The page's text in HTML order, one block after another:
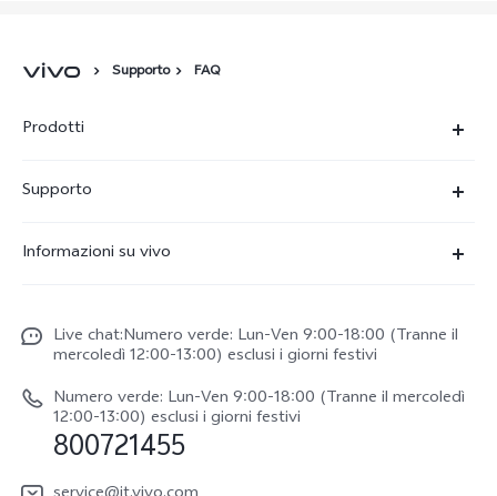
Supporto FAQ
Prodotti
X300
V70 FE
vivo Watch GT 2
Y31 5G
vivo Buds Air3
Supporto
Funtouch OS
Aggiornamento del sistema
Manuale utente
Informazioni su vivo
Lavori con noi
Netiquette vivo
Note legali
Chi siamo
Live chat:Numero verde: Lun-Ven 9:00-18:00 (Tranne il
mercoledì 12:00-13:00) esclusi i giorni festivi
Numero verde: Lun-Ven 9:00-18:00 (Tranne il mercoledì
12:00-13:00) esclusi i giorni festivi
800721455